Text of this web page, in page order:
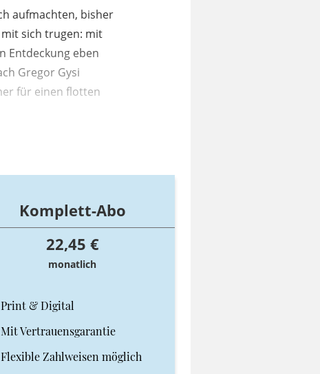
aufmachten, bisher
mit sich trugen: mit
Entdeckung eben
Gregor Gysi
für einen flotten
Komplett-Abo
22,45 €
monatlich
Print & Digital
Mit Vertrauensgarantie
Flexible Zahlweisen möglich